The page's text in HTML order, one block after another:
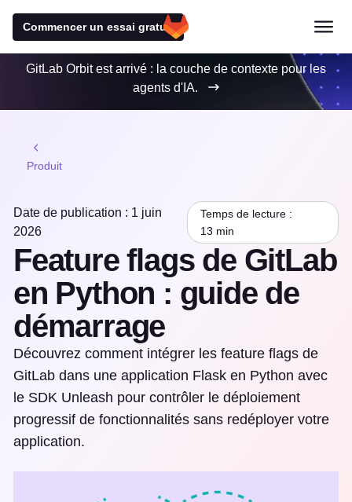
Commencer un essai gratuit
GitLab Orbit est arrivé : la couche de contexte pour les
agents d'IA.
Produit
Date de publication : 1 juin
2026
Temps de lecture :
13 min
Feature flags de GitLab
en Python : guide de
démarrage
Découvrez comment intégrer les feature flags de
GitLab dans une application Flask en Python avec
le SDK Unleash pour contrôler le déploiement
progressif de fonctionnalités sans redéployer votre
application.